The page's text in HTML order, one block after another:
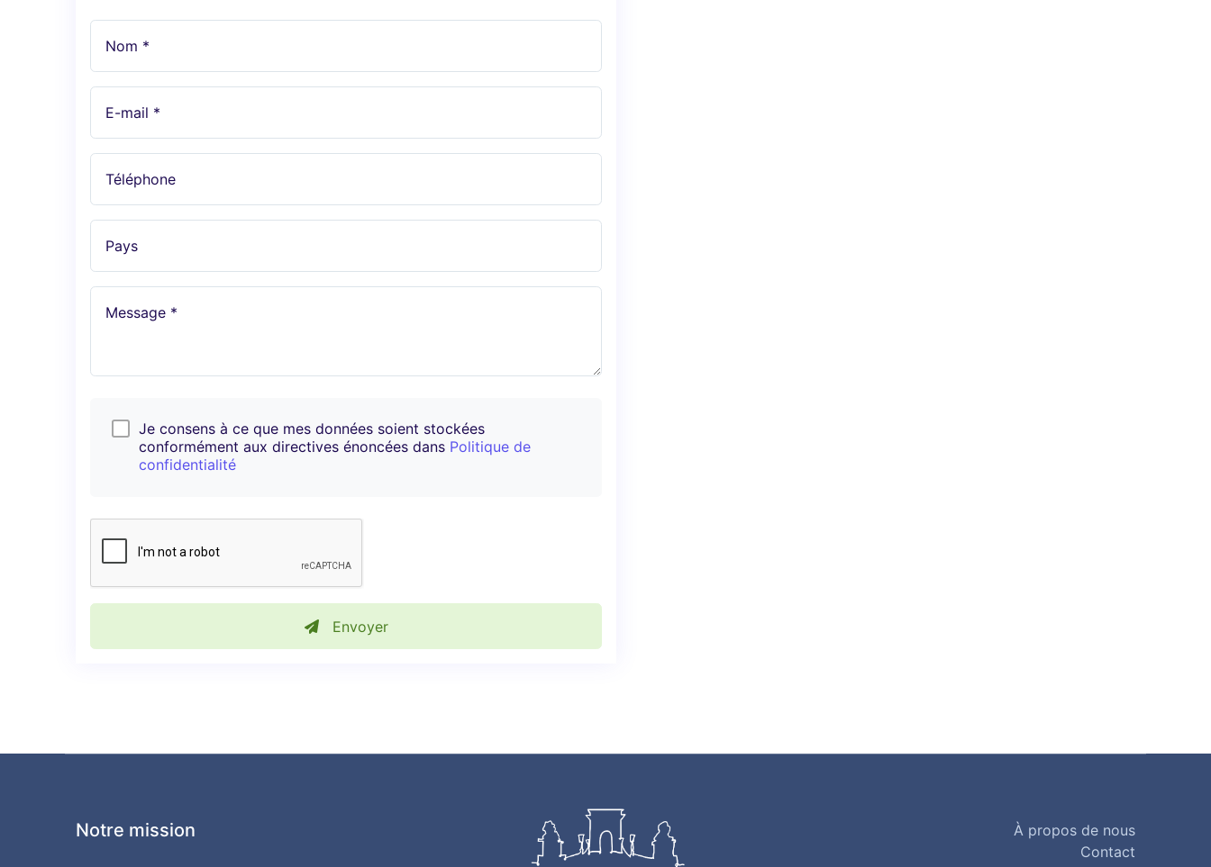
Nom *
E-mail *
Téléphone
Pays
Message *
Je consens à ce que mes données soient stockées
conformément aux directives énoncées dans Politique de
confidentialité
Envoyer
Notre mission
À propos de nous
Contact